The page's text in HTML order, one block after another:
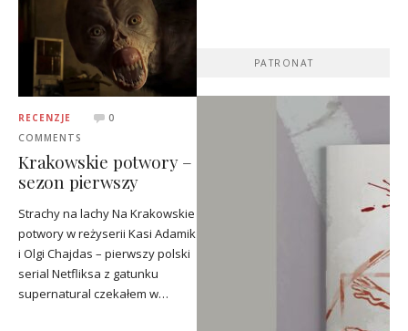
RECENZJE
0
COMMENTS
Krakowskie potwory –
sezon pierwszy
Strachy na lachy Na Krakowskie
potwory w reżyserii Kasi Adamik
i Olgi Chajdas – pierwszy polski
serial Netfliksa z gatunku
supernatural czekałem w…
PATRONAT